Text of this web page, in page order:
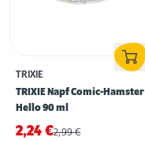
TRIXIE
TRIXIE Napf Comic-Hamster
Hello 90 ml
2,24 €2,99€